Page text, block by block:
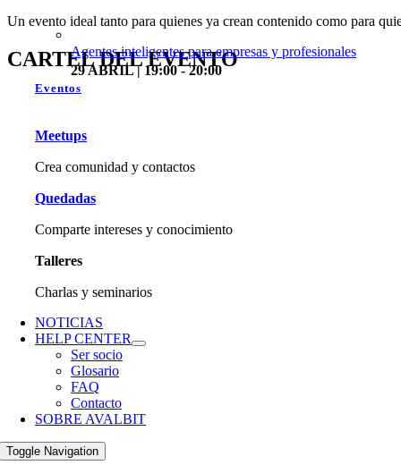
Agentes inteligentes para empresas y profesionales
29 ABRIL | 19:00 - 20:00
Eventos
Meetups
Crea comunidad y contactos
Quedadas
Comparte intereses y conocimiento
Talleres
Charlas y seminarios
NOTICIAS
HELP CENTER
Ser socio
Glosario
FAQ
Contacto
SOBRE AVALBIT
Toggle Navigation
Un evento ideal tanto para quienes ya crean contenido como para
CARTEL DEL EVENTO